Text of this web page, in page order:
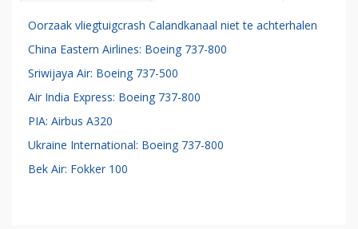
Oorzaak vliegtuigcrash Calandkanaal niet te achterhalen
China Eastern Airlines: Boeing 737-800
Sriwijaya Air: Boeing 737-500
Air India Express: Boeing 737-800
PIA: Airbus A320
Ukraine International: Boeing 737-800
Bek Air: Fokker 100